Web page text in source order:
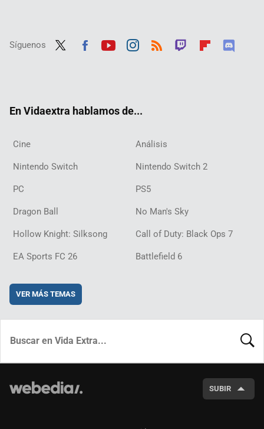
Síguenos
En Vidaextra hablamos de...
Cine Análisis
Nintendo Switch Nintendo Switch 2
PC PS5
Dragon Ball No Man's Sky
Hollow Knight: Silksong Call of Duty: Black Ops 7
EA Sports FC 26 Battlefield 6
VER MÁS TEMAS
SUBIR